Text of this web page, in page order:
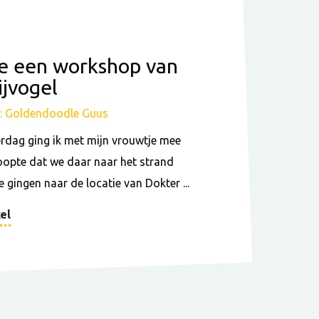
een workshop van
Goldendoodle Guus
ging ik met mijn vrouwtje mee
dat we daar naar het strand
gingen naar de locatie van Dokter ...